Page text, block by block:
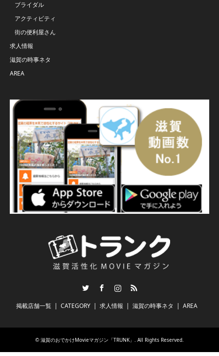
ブライダル
アクティビティ
街の便利屋さん
求人情報
滋賀の時事ネタ
AREA
InstagramRSS
掲載店舗一覧 CATEGORY 求人情報 滋賀の時事ネタ AREA
© 滋賀のおでかけMovieマガジン「TRUNK」 . All Rights Reserved.